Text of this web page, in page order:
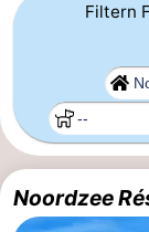
Ferienhäuser
Bad
Meersee
-
Beach
Resort
-
De
-
Filtern
Noordzee